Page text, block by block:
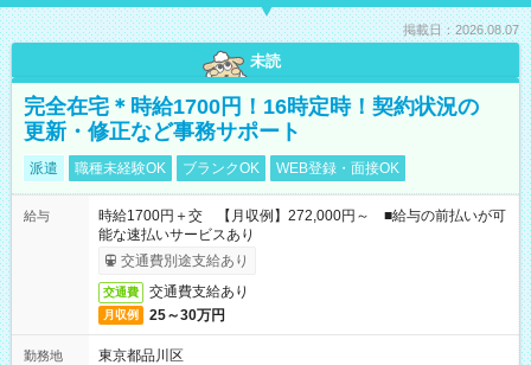
掲載日：2026.08.07
未読
完全在宅＊時給1700円！16時定時！契約状況の
更新・修正など事務サポート
派遣 職種未経験OK ブランクOK WEB登録・面接OK
給与
時給1700円＋交 【月収例】272,000円～ ■給与の前払いが可
能な速払いサービスあり
交通費別途支給あり
交通費 交通費支給あり
月収例 25～30万円
勤務地
東京都品川区